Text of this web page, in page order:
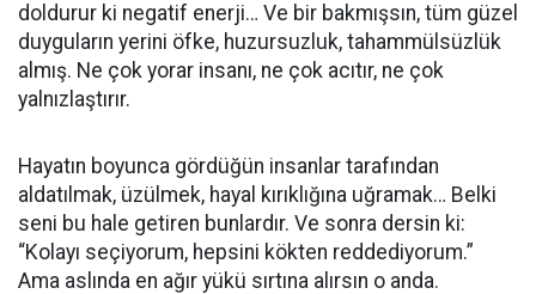
doldurur ki negatif enerji… Ve bir bakmışsın, tüm güzel
duyguların yerini öfke, huzursuzluk, tahammülsüzlük
almış. Ne çok yorar insanı, ne çok acıtır, ne çok
yalnızlaştırır.
Hayatın boyunca gördüğün insanlar tarafından
aldatılmak, üzülmek, hayal kırıklığına uğramak… Belki
seni bu hale getiren bunlardır. Ve sonra dersin ki:
“Kolayı seçiyorum, hepsini kökten reddediyorum.”
Ama aslında en ağır yükü sırtına alırsın o anda.